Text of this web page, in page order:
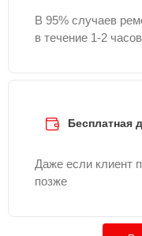
В 95% случаев
в течение 1-2 часов
Бесплатная
Даже если клиент
позже